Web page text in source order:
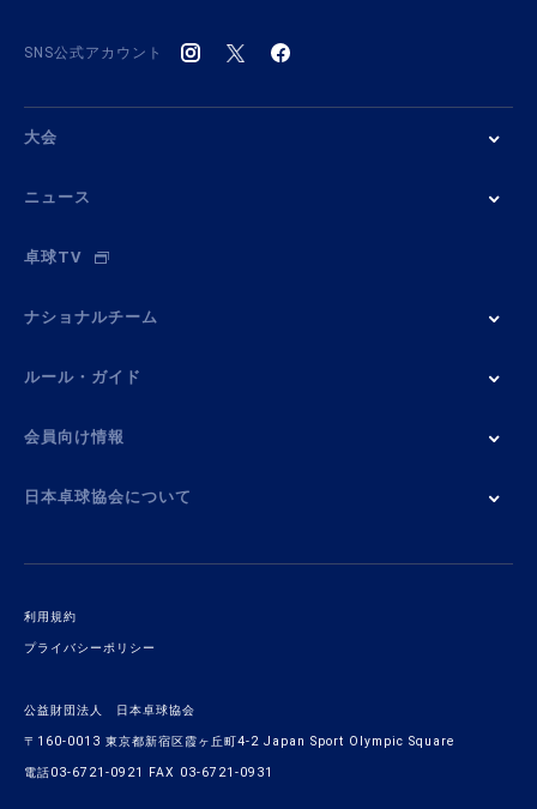
SNS公式アカウント
大会
ニュース
卓球TV
ナショナルチーム
ルール・ガイド
会員向け情報
日本卓球協会について
利用規約
プライバシーポリシー
公益財団法人 日本卓球協会
〒160-0013 東京都新宿区霞ヶ丘町4-2 Japan Sport Olympic Square
電話03-6721-0921 FAX 03-6721-0931